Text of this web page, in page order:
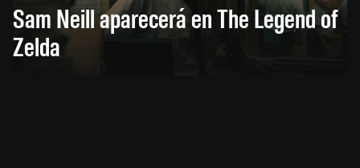
Sam Neill aparecerá en The Legend of
Zelda